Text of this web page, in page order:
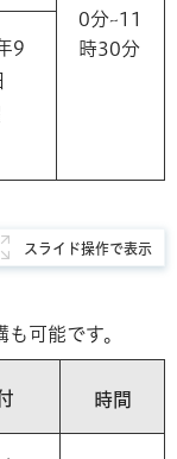
0分~11
時30分
9
スライド操作で表示
可能です。
時間